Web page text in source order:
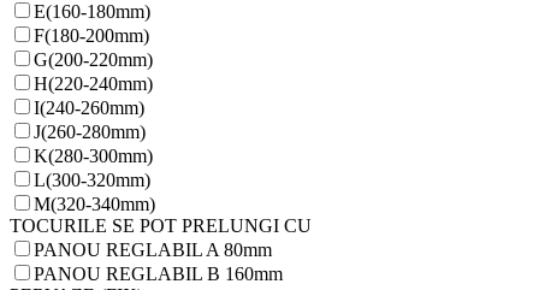
E(160-180mm)
F(180-200mm)
G(200-220mm)
H(220-240mm)
I(240-260mm)
J(260-280mm)
K(280-300mm)
L(300-320mm)
M(320-340mm)
TOCURILE SE POT PRELUNGI CU
PANOU REGLABIL A 80mm
PANOU REGLABIL B 160mm